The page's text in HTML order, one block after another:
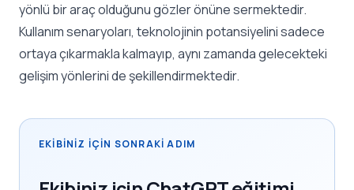
yönlü bir araç olduğunu gözler önüne sermektedir.
Kullanım senaryoları, teknolojinin potansiyelini sadece
ortaya çıkarmakla kalmayıp, aynı zamanda gelecekteki
gelişim yönlerini de şekillendirmektedir.
EKIBINIZ IÇIN SONRAKI ADIM